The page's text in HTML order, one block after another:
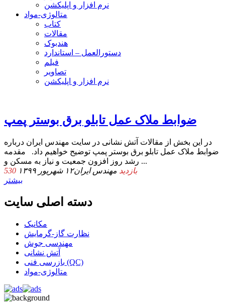
نرم افزار و اپلیکشن
متالوژی-مواد
کتاب
مقالات
هندبوک
دستورالعمل – استاندارد
فیلم
تصاویر
نرم افزار و اپلیکشن
ضوابط ملاک عمل تابلو برق بوستر پمپ
در این بخش از مقالات آتش نشانی در سایت مهندس ایران درباره
ضوابط ملاک عمل تابلو برق بوستر پمپ توضیح خواهیم داد. مقدمه
رشد روز افزون جمعیت و نیاز به مسکن و ...
530 بازدید مهندس ایران۱۲ شهریور ۱۳۹۹
بیشتر
دسته اصلی سایت
مکانیک
نظارت گاز-گرمایش
مهندسی جوش
آتش نشانی
بازرسی فنی (QC)
متالوژی-مواد